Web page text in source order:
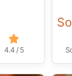
4.4 / 5